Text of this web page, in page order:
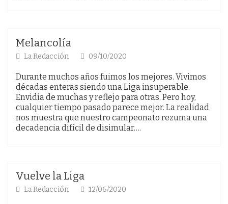
Melancolía
La Redacción 09/10/2020
Durante muchos años fuimos los mejores. Vivimos
décadas enteras siendo una Liga insuperable.
Envidia de muchas y reflejo para otras. Pero hoy,
cualquier tiempo pasado parece mejor. La realidad
nos muestra que nuestro campeonato rezuma una
decadencia difícil de disimular….
Vuelve la Liga
La Redacción 12/06/2020